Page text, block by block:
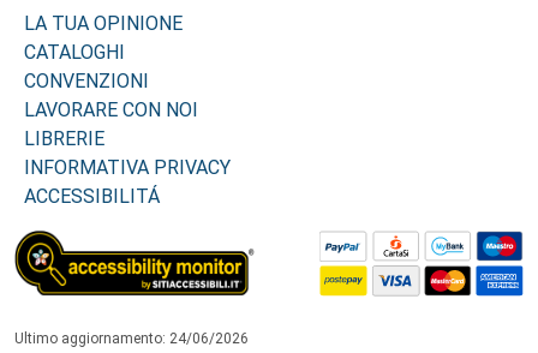
LA TUA OPINIONE
CATALOGHI
CONVENZIONI
LAVORARE CON NOI
LIBRERIE
INFORMATIVA PRIVACY
ACCESSIBILITÁ
Ultimo aggiornamento: 24/06/2026